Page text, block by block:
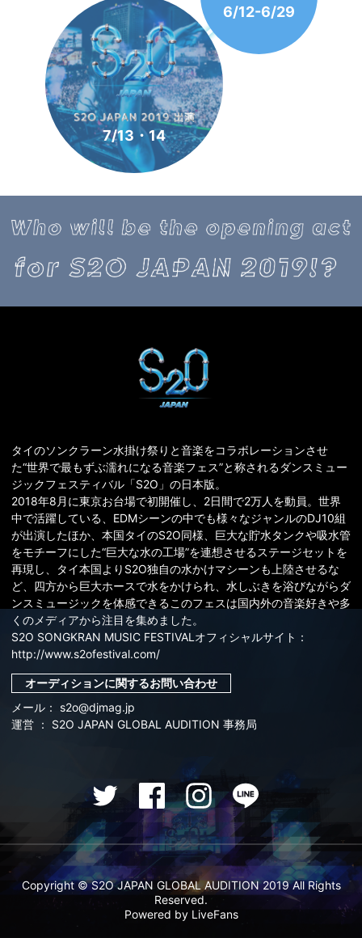
6/12-6/29
7/13・14
タイのソンクラーン水掛け祭りと音楽をコラボレーションさせ
た“世界で最もずぶ濡れになる音楽フェス”と称されるダンスミュー
ジックフェスティバル「S2O」の日本版。
2018年8月に東京お台場で初開催し、2日間で2万人を動員。世界
中で活躍している、EDMシーンの中でも様々なジャンルのDJ10組
が出演したほか、本国タイのS2O同様、巨大な貯水タンクや吸水管
をモチーフにした“巨大な水の工場”を連想させるステージセットを
再現し、タイ本国よりS2O独自の水かけマシーンも上陸させるな
ど、四方から巨大ホースで水をかけられ、水しぶきを浴びながらダ
ンスミュージックを体感できるこのフェスは国内外の音楽好きや多
くのメディアから注目を集めました。
S2O SONGKRAN MUSIC FESTIVALオフィシャルサイト：
http://www.s2ofestival.com/
オーディションに関するお問い合わせ
メール： s2o@djmag.jp
運営 ： S2O JAPAN GLOBAL AUDITION 事務局
Copyright © S2O JAPAN GLOBAL AUDITION 2019 All Rights
Reserved.
Powered by LiveFans